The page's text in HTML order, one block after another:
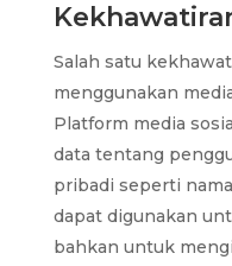
Salah satu
menggunakan
Platform media
data tentang
pribadi seperti
dapat digunakan
bahkan untuk